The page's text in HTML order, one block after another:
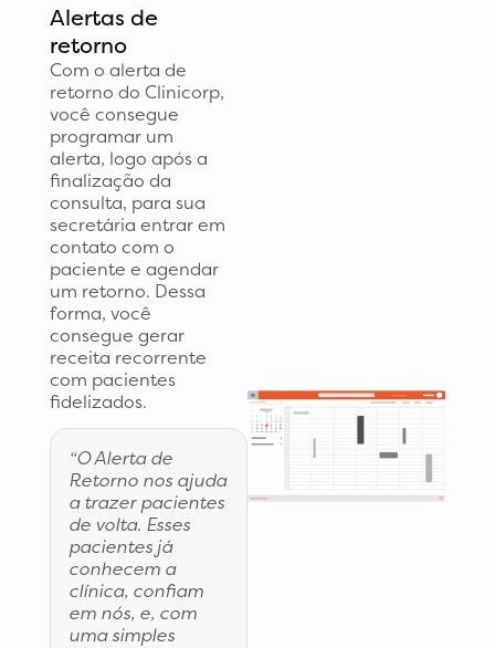
Alertas de
retorno
Com o alerta de
retorno do Clinicorp,
você consegue
programar um
alerta, logo após a
finalização da
consulta, para sua
secretária entrar em
contato com o
paciente e agendar
um retorno. Dessa
forma, você
consegue gerar
receita recorrente
com pacientes
fidelizados.
“O Alerta de
Retorno nos ajuda
a trazer pacientes
de volta. Esses
pacientes já
conhecem a
clínica, confiam
em nós, e, com
uma simples